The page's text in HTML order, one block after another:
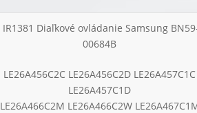
IR1381 Diaľkové ovládanie Samsung
00684B
LE26A456C2C LE26A456C2D LE26A457C1C
LE26A457C1D
LE26A466C2M LE26A466C2W